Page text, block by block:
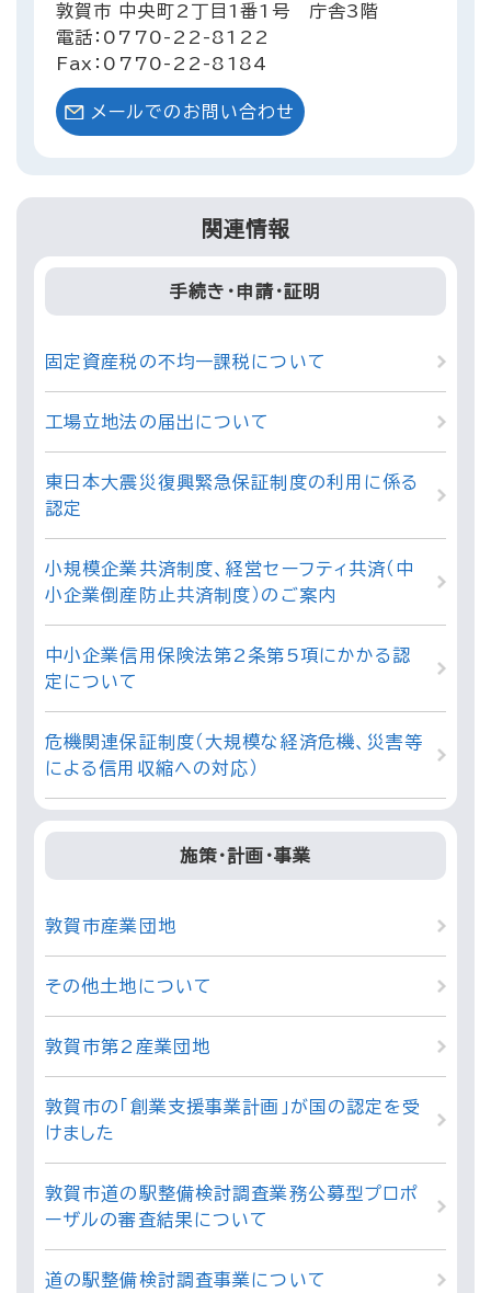
敦賀市 中央町2丁目1番1号 庁舎3階
電話：0770-22-8122
Fax：0770-22-8184
メールでのお問い合わせ
関連情報
手続き・申請・証明
固定資産税の不均一課税について
工場立地法の届出について
東日本大震災復興緊急保証制度の利用に係る
認定
小規模企業共済制度、経営セーフティ共済（中
小企業倒産防止共済制度）のご案内
中小企業信用保険法第2条第5項にかかる認
定について
危機関連保証制度（大規模な経済危機、災害等
による信用収縮への対応）
施策・計画・事業
敦賀市産業団地
その他土地について
敦賀市第2産業団地
敦賀市の「創業支援事業計画」が国の認定を受
けました
敦賀市道の駅整備検討調査業務公募型プロポ
ーザルの審査結果について
道の駅整備検討調査事業について